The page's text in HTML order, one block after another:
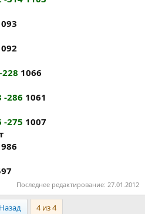
228 1066
-286 1061
-275 1007
986
Последнее редактирование: 27.01.2012
Назад 4 из 4